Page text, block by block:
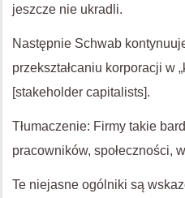
jeszcze nie ukradli.
Następnie Schwab
przekształcaniu korporacji w
[stakeholder capitalists].
Tłumaczenie: Firmy takie
pracowników, społeczności,
Te niejasne ogólniki są